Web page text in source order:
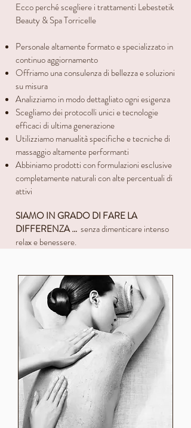
Ecco perché scegliere i trattamenti Lebestetik
Beauty & Spa Torricelle
Personale altamente formato e specializzato in
continuo aggiornamento
Offriamo una consulenza di bellezza e soluzioni
su misura
Analizziamo in modo dettagliato ogni esigenza
Scegliamo dei protocolli unici e tecnologie
efficaci di ultima generazione
Utilizziamo manualità specifiche e tecniche di
massaggio altamente performanti
Abbiniamo prodotti con formulazioni esclusive
completamente naturali con alte percentuali di
attivi
SIAMO IN GRADO DI FARE LA
DIFFERENZA … senza dimenticare intenso
relax e benessere.